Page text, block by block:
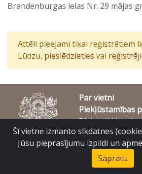
Brandenburgas ielas Nr. 29 mājas
Attēli pieejami tikai reģistrētiem
Lūdzu, pieslēdzieties vai
Par vietni
Piekļūstamības
© Latvijas Valsts
Slokas iela 16, Rīga, LV –
Šī vietne izmanto sīkdatnes
Jūsu pieprasījumu izpildi un
Sapratu